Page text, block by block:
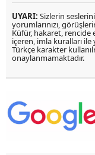
UYARI: Sizlerin
yorumlarınızı,
Küfür, hakaret, rencide
içeren, imla kuralları ile
Türkçe karakter
onaylanmamaktadır.